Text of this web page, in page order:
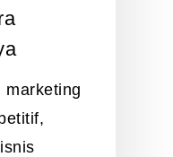
marketing